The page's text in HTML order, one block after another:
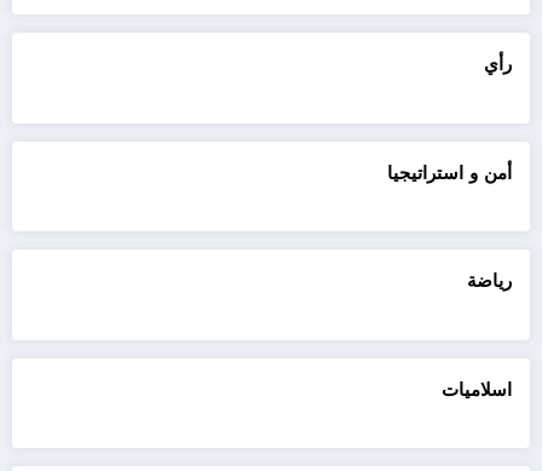
رأي
أمن و استراتيجيا
رياضة
اسلاميات